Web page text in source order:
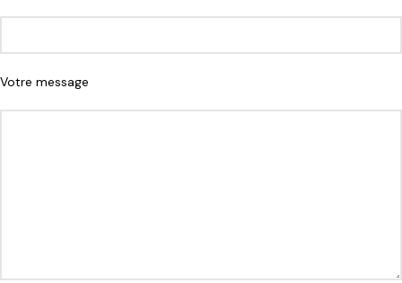
Votre message